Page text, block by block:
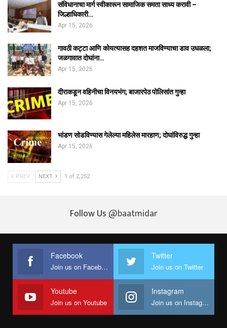
संविधानाचा मार्ग स्वीकारून सामाजिक समता साध्य करावी –
जिल्हाधिकारी…
Apr 15, 2026
गावठी कट्टा आणि कोयत्यासह दहशत माजविण्याचा डाव उधळला;
जळगावात दोघांना…
Apr 15, 2026
दीराकडून वहिनीचा विनयभंग; बाजारपेठ पोलिसांत गुन्हा
Apr 15, 2026
भांडण सोडविण्यास गेलेल्या महिलेस मारहाण; दोघांविरुद्ध गुन्हा
Apr 15, 2026
PREV NEXT 1 of 2,252
Follow Us @baatmidar
Facebook
Join us on Facebook
Twitter
Join us on Twitter
Youtube
Join us on Youtube
Instagram
Join us on Instagram